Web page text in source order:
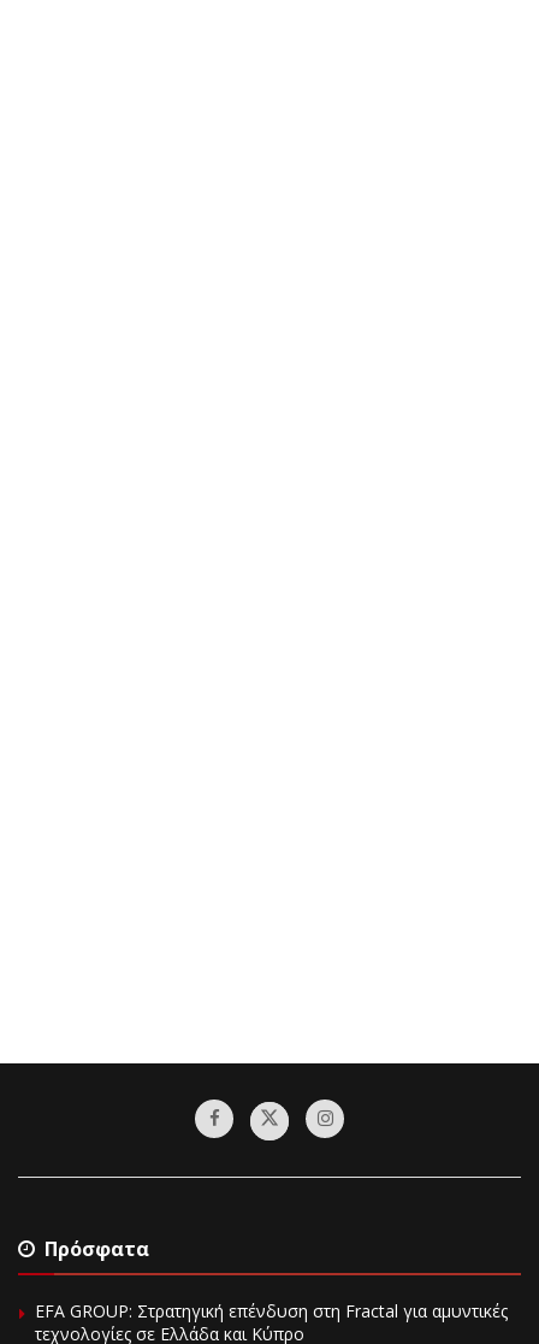
Πρόσφατα
EFA GROUP: Στρατηγική επένδυση στη Fractal για αμυντικές
τεχνολογίες σε Ελλάδα και Κύπρο